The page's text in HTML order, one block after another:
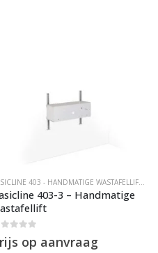
403-3 – Handmatige
out of 5op aanvraag